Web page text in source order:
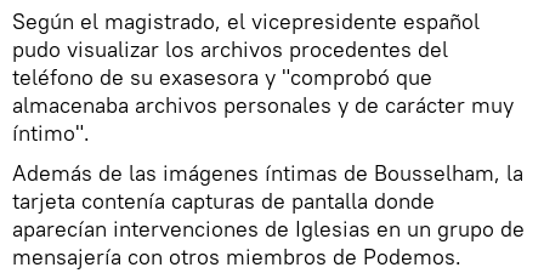
Según el magistrado, el vicepresidente español
pudo visualizar los archivos procedentes del
teléfono de su exasesora y "comprobó que
almacenaba archivos personales y de carácter muy
íntimo".
Además de las imágenes íntimas de Bousselham, la
tarjeta contenía capturas de pantalla donde
aparecían intervenciones de Iglesias en un grupo de
mensajería con otros miembros de Podemos.